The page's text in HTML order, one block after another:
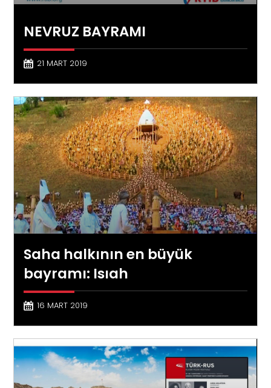
NEVRUZ BAYRAMI
21 MART 2019
Saha halkının en büyük
bayramı: Isıah
16 MART 2019